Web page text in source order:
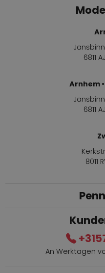
6811
Arnhem
6811
8011
An Werktagen